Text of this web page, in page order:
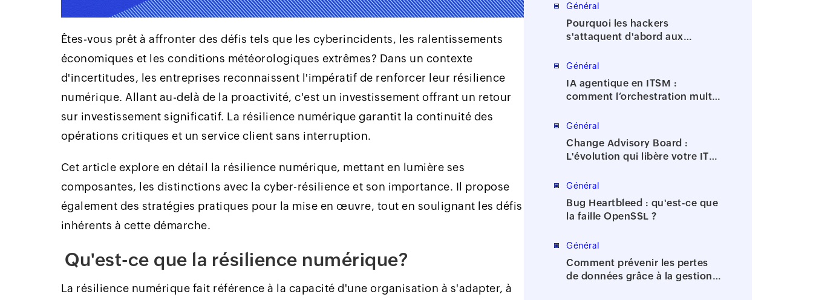
Êtes-vous prêt à affronter des défis tels que les cyberincidents, les ralentissements
économiques et les conditions météorologiques extrêmes? Dans un contexte
d'incertitudes, les entreprises reconnaissent l'impératif de renforcer leur résilience
numérique. Allant au-delà de la proactivité, c'est un investissement offrant un retour
sur investissement significatif. La résilience numérique garantit la continuité des
opérations critiques et un service client sans interruption.
Cet article explore en détail la résilience numérique, mettant en lumière ses
composantes, les distinctions avec la cyber-résilience et son importance. Il propose
également des stratégies pratiques pour la mise en œuvre, tout en soulignant les défis
inhérents à cette démarche.
Qu'est-ce que la résilience numérique?
La résilience numérique fait référence à la capacité d'une organisation à s'adapter, à
Général
Pourquoi les hackers
s'attaquent d'abord aux
Général
IA agentique en ITSM :
comment l’orchestration multi-
des incidents
Général
Change Advisory Board :
L'évolution qui libère votre IT
Général
Bug Heartbleed : qu'est-ce que
la faille OpenSSL ?
Général
Comment prévenir les pertes
de données grâce à la gestion